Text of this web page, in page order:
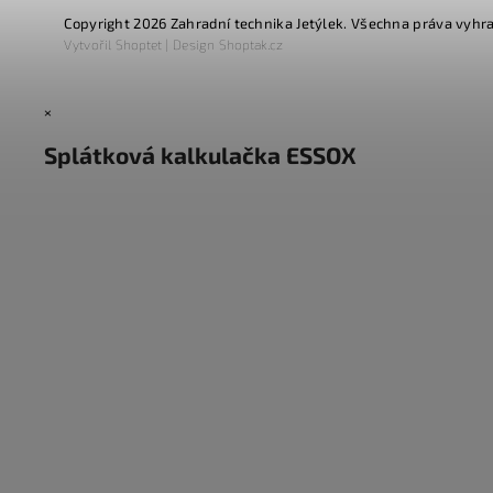
Copyright 2026 Zahradní technika Jetýlek. Všechna práva
VytvořilShoptet | DesignShoptak.cz
×
Splátková kalkulačka ESSOX